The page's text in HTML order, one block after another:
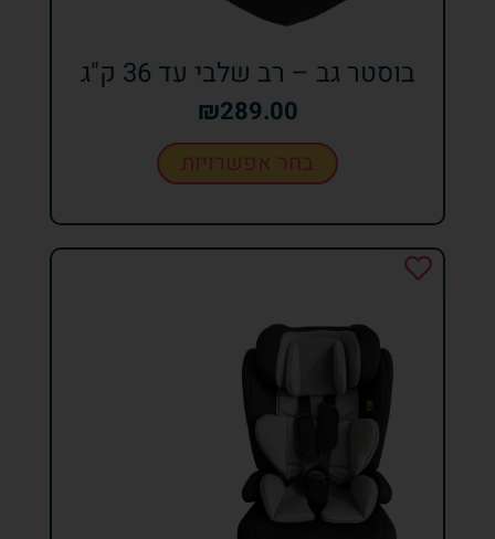
בוסטר גב – רב שלבי עד 36 ק"ג
₪289.00
בחר אפשרויות